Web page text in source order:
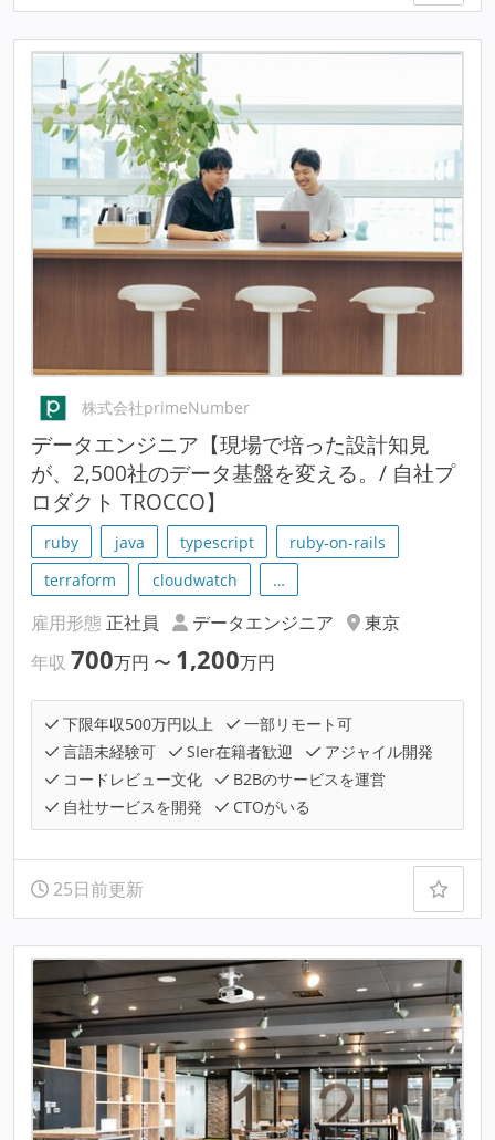
株式会社primeNumber
データエンジニア【現場で培った設計知見
が、2,500社のデータ基盤を変える。/ 自社プ
ロダクト TROCCO】
ruby java typescript
ruby-on-rails
terraform
cloudwatch …
雇用形態 正社員 データエンジニア
東京
年収 700万円 〜 1,200万円
下限年収500万円以上
一部リモート可
言語未経験可
SIer在籍者歓迎
アジャイル開発
コードレビュー文化
B2Bのサービスを運営
自社サービスを開発
CTOがいる
25日前更新